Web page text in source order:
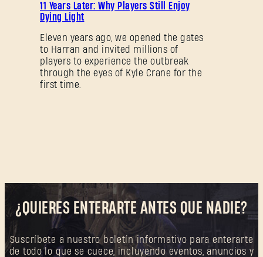
11 Years Later: Why Players Still Enjoy
Dying Light
Eleven years ago, we opened the gates
to Harran and invited millions of
players to experience the outbreak
through the eyes of Kyle Crane for the
first time.
¿QUIERES ENTERARTE ANTES QUE NADIE?
Suscríbete a nuestro boletín informativo para enterarte
de todo lo que se cuece, incluyendo eventos, anuncios y